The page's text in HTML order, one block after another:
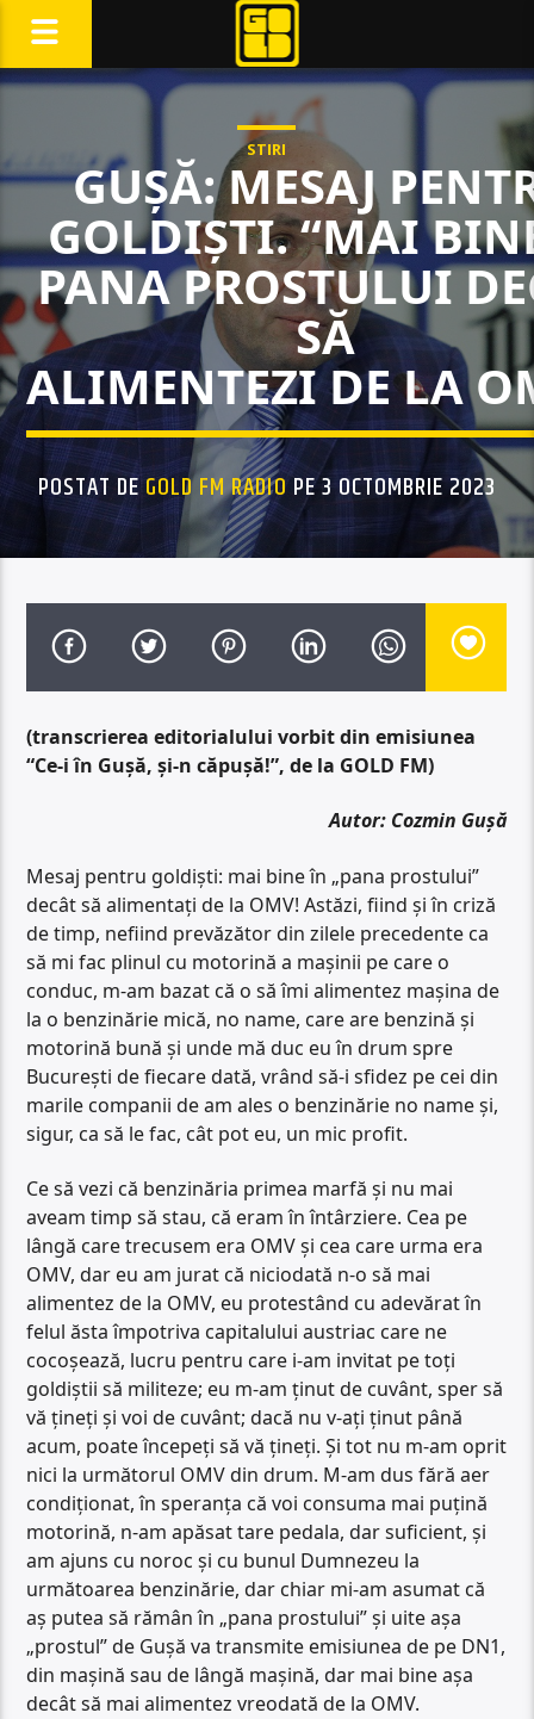
STIRI
GUȘĂ: MESAJ
GOLDIȘTI. “MAI
PANA PROSTULUI
SĂ
ALIMENTEZI DE LA
POSTAT DEGOLD FM RADIOPE 3 OCTOMBRIE 2023
(transcrierea editorialului vorbit din emisiunea
“Ce-i în Gușă, și-n căpușă!”, de la GOLD FM)
Autor: Cozmin Gușă
Mesaj pentru goldiști: mai bine în „pana prostului”
decât să alimentați de la OMV! Astăzi, fiind și în criză
de timp, nefiind prevăzător din zilele precedente ca
să mi fac plinul cu motorină a mașinii pe care o
conduc, m-am bazat că o să îmi alimentez mașina de
la o benzinărie mică, no name, care are benzină și
motorină bună și unde mă duc eu în drum spre
București de fiecare dată, vrând să-i sfidez pe cei din
marile companii de am ales o benzinărie no name și,
sigur, ca să le fac, cât pot eu, un mic profit.
Ce să vezi că benzinăria primea marfă și nu mai
aveam timp să stau, că eram în întârziere. Cea pe
lângă care trecusem era OMV și cea care urma era
OMV, dar eu am jurat că niciodată n-o să mai
alimentez de la OMV, eu protestând cu adevărat în
felul ăsta împotriva capitalului austriac care ne
cocoșează, lucru pentru care i-am invitat pe toți
goldiștii să militeze; eu m-am ținut de cuvânt, sper să
vă țineți și voi de cuvânt; dacă nu v-ați ținut până
acum, poate începeți să vă țineți. Și tot nu m-am oprit
nici la următorul OMV din drum. M-am dus fără aer
condiționat, în speranța că voi consuma mai puțină
motorină, n-am apăsat tare pedala, dar suficient, și
am ajuns cu noroc și cu bunul Dumnezeu la
următoarea benzinărie, dar chiar mi-am asumat că
aș putea să rămân în „pana prostului” și uite așa
„prostul” de Gușă va transmite emisiunea de pe DN1,
din mașină sau de lângă mașină, dar mai bine așa
decât să mai alimentez vreodată de la OMV.